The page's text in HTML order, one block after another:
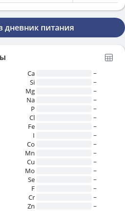
дневник питания
Ca
~
Si
~
Mg
~
Na
~
P
~
Cl
~
Fe
~
I
~
Co
~
Mn
~
Cu
~
Mo
~
Se
~
F
~
Cr
~
Zn
~